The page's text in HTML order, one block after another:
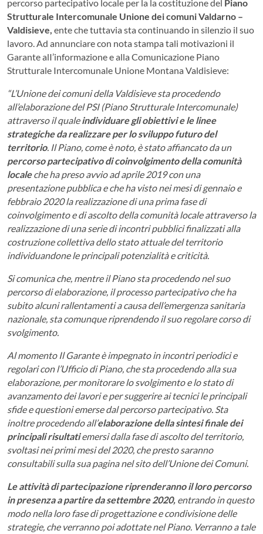
percorso partecipativo locale per la la costituzione del Piano
Strutturale Intercomunale Unione dei comuni Valdarno –
Valdisieve, ente che tuttavia sta continuando in silenzio il suo
lavoro. Ad annunciare con nota stampa tali motivazioni il
Garante alI’informazione e alla Comunicazione Piano
Strutturale Intercomunale Unione Montana Valdisieve:
“L’Unione dei comuni della Valdisieve sta procedendo
all’elaborazione del PSI (Piano Strutturale Intercomunale)
attraverso il qualeindividuare gli obiettivi e le linee
strategiche da realizzare per lo sviluppo futuro del
territorio. Il Piano, come è noto, è stato affiancato da un
percorso partecipativo di coinvolgimento della comunità
localeche ha preso avvio ad aprile 2019 con una
presentazione pubblica e che ha visto nei mesi di gennaio e
febbraio 2020 la realizzazione di una prima fase di
coinvolgimento e di ascolto della comunità locale attraverso la
realizzazione di una serie di incontri pubblici finalizzati alla
costruzione collettiva dello stato attuale del territorio
individuandone le principali potenzialità e criticità.
Si comunica che, mentre il Piano sta procedendo nel suo
percorso di elaborazione, il processo partecipativo che ha
subito alcuni rallentamenti a causa dell’emergenza sanitaria
nazionale, sta comunque riprendendo il suo regolare corso di
svolgimento.
Al momento Il Garante è impegnato in incontri periodici e
regolari con l’Ufficio di Piano, che sta procedendo alla sua
elaborazione, per monitorare lo svolgimento e lo stato di
avanzamento dei lavori e per suggerire ai tecnici le principali
sfide e questioni emerse dal percorso partecipativo. Sta
inoltre procedendo all’elaborazione della sintesi finale dei
principali risultatiemersi dalla fase di ascolto del territorio,
svoltasi nei primi mesi del 2020, che presto saranno
consultabili sulla sua pagina nel sito dell’Unione dei Comuni.
Le attività di partecipazione riprenderanno il loro percorso
in presenza a partire da settembre 2020, entrando in questo
modo nella loro fase di progettazione e condivisione delle
strategie, che verranno poi adottate nel Piano. Verranno a tale